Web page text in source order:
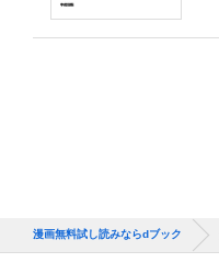
漫画無料試し読みならdブック